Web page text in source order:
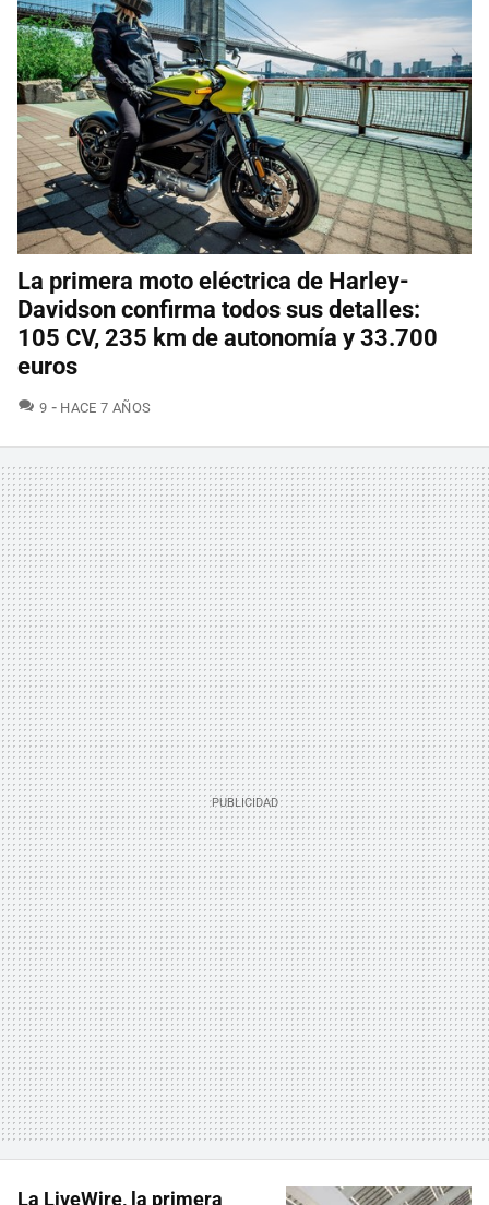
La primera moto eléctrica de Harley-
Davidson confirma todos sus detalles:
105 CV, 235 km de autonomía y 33.700
euros
9 COMENTARIOS
HACE 7 AÑOS
La LiveWire, la primera